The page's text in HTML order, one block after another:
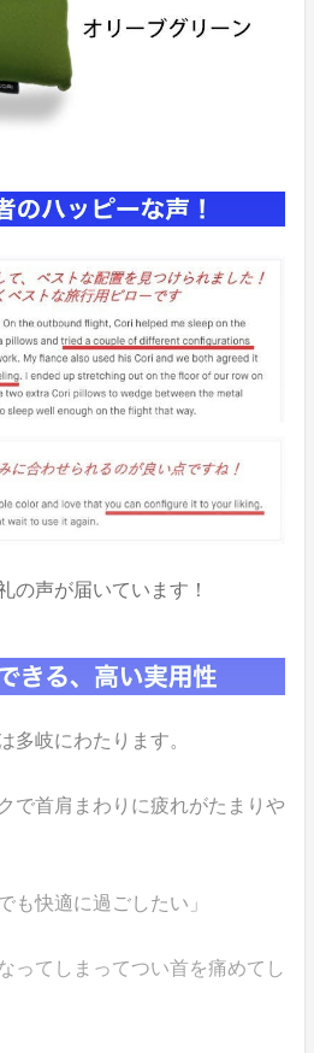
の声が届いています！
多岐にわたります。
で首肩まわりに疲れがたまりや
も快適に過ごしたい」
ってしまってつい首を痛めてし